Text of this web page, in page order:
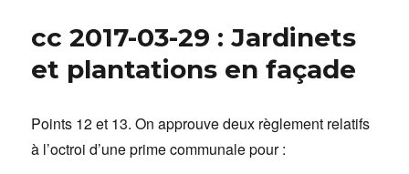
cc 2017-03-29 : Jardinets
et plantations en façade
Points 12 et 13. On approuve deux règlement relatifs
à l’octroi d’une prime communale pour :